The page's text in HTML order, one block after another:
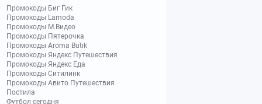
Промокоды Биг Гик
Промокоды Lamoda
Промокоды М.Видео
Промокоды Пятерочка
Промокоды Aroma Butik
Промокоды Яндекс Путешествия
Промокоды Яндекс Еда
Промокоды Ситилинк
Промокоды Авито Путешествия
Постила
Футбол сегодня